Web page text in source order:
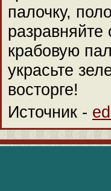
палочку,
разравняйте
крабовую
украсьте
восторге!
Источник -